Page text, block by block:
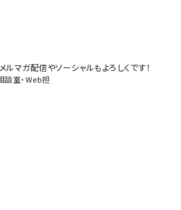
マガ配信やソーシャルもよろしくです！
談室・Web担